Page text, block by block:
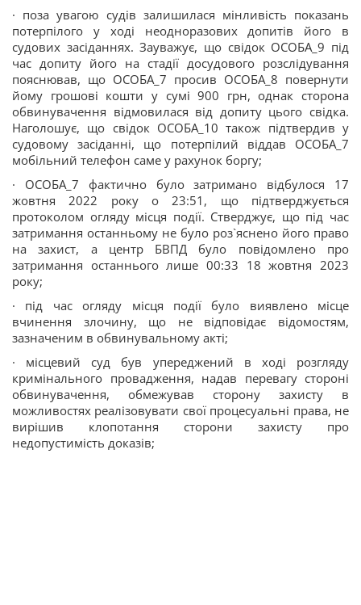
· поза увагою судів залишилася мінливість показань
потерпілого у ході неодноразових допитів його в
судових засіданнях. Зауважує, що свідок ОСОБА_9 під
час допиту його на стадії досудового розслідування
пояснював, що ОСОБА_7 просив ОСОБА_8 повернути
йому грошові кошти у сумі 900 грн, однак сторона
обвинувачення відмовилася від допиту цього свідка.
Наголошує, що свідок ОСОБА_10 також підтвердив у
судовому засіданні, що потерпілий віддав ОСОБА_7
мобільний телефон саме у рахунок боргу;
· ОСОБА_7 фактично було затримано відбулося 17
жовтня 2022 року о 23:51, що підтверджується
протоколом огляду місця події. Стверджує, що під час
затримання останньому не було роз`яснено його право
на захист, а центр БВПД було повідомлено про
затримання останнього лише 00:33 18 жовтня 2023
року;
· під час огляду місця події було виявлено місце
вчинення злочину, що не відповідає відомостям,
зазначеним в обвинувальному акті;
· місцевий суд був упереджений в ході розгляду
кримінального провадження, надав перевагу стороні
обвинувачення, обмежував сторону захисту в
можливостях реалізовувати свої процесуальні права, не
вирішив клопотання сторони захисту про
недопустимість доказів;